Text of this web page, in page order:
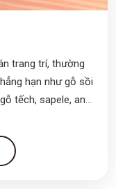
trang trí, thường
hạn như gỗ sồi
tếch, sapele, anh